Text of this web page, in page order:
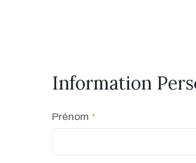
Information
Prénom *